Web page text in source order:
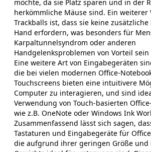
möchte, da sie Platz sparen und in der
herkömmliche Mäuse sind. Ein weiterer
Trackballs ist, dass sie keine
Hand erfordern, was besonders für
Karpaltunnelsyndrom oder anderen
Handgelenksproblemen von Vorteil sein
Eine weitere Art von Eingabegeräten
die bei vielen modernen Office-
Touchscreens bieten eine intuitivere
Computer zu interagieren, und sind
Verwendung von Touch-basierten
wie z.B. OneNote oder Windows Ink
Zusammenfassend lässt sich sagen,
Tastaturen und Eingabegeräte für
die aufgrund ihrer geringen Größe und